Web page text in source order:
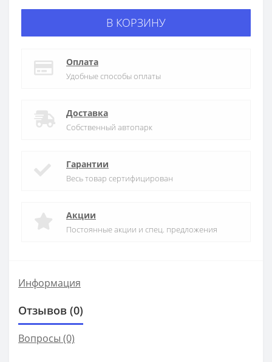
В КОРЗИНУ
Оплата
Удобные способы оплаты
Доставка
Собственный автопарк
Гарантии
Весь товар сертифицирован
Акции
Постоянные акции и спец. предложения
Информация
Отзывов (0)
Вопросы (0)